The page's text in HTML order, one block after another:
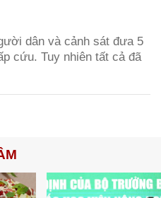
dân và cảnh sát đưa 5
cứu. Tuy nhiên tất cả đã